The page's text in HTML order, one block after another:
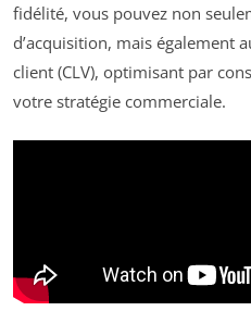
fidélité, vous pouvez non
d’acquisition, mais également
client (CLV), optimisant par
votre stratégie commerciale.